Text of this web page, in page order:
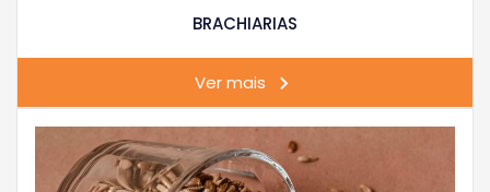
BRACHIARIAS
Ver mais